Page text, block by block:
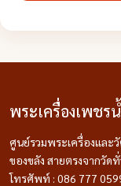
พระเครื่องเพชร
ศูนย์รวมพระเครื่องและ
ของขลัง สายตรงจากวัด
โทรศัพท์ : 086 777